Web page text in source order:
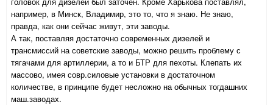
например, в Минск, Владимир, это то, что я знаю. Не знаю,
правда, как они сейчас живут, эти заводы.
А так, поставляя достаточно современных дизелей и
трансмиссий на советские заводы, можно решить проблему с
тягачами для артиллерии, а то и БТР для пехоты. Клепать их
массово, имея совр.силовые установки в достаточном
количестве, в принципе будет несложно на обычных тогдашних
маш.заводах.